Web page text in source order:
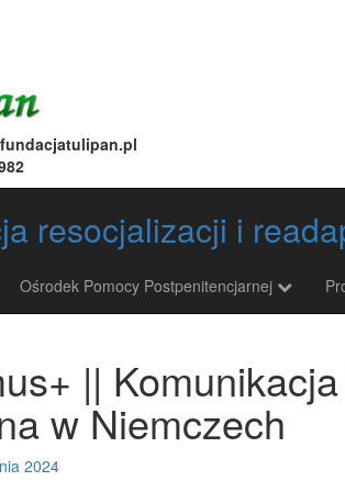
resocjalizacji i
Ośrodek Pomocy Postpenitencjarnej
||
w Niemczech
2024